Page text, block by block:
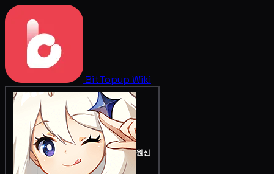
BitTopup Wiki
원신